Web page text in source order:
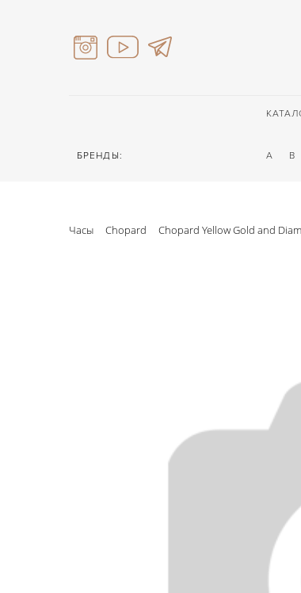
БРЕНДЫ: A B
Часы Chopard Chopard Yellow Gold and